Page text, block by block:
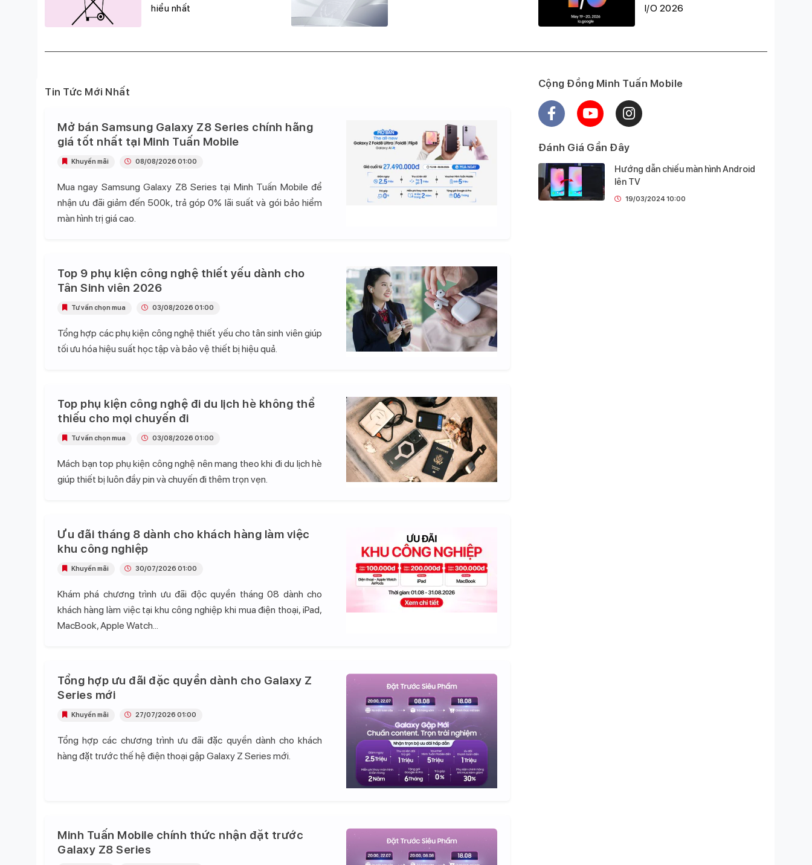
hiểu nhất
I/O 2026
Tin Tức Mới Nhất
Mở bán Samsung Galaxy Z8 Series chính hãng
giá tốt nhất tại Minh Tuấn Mobile
Mua ngay Samsung Galaxy Z8 Series tại Minh Tuấn Mobile để
nhận ưu đãi giảm đến 500k, trả góp 0% lãi suất và gói bảo hiểm
màn hình trị giá cao.
Khuyến mãi 08/08/2026 01:00
Top 9 phụ kiện công nghệ thiết yếu dành cho
Tân Sinh viên 2026
Tổng hợp các phụ kiện công nghệ thiết yếu cho tân sinh viên giúp
tối ưu hóa hiệu suất học tập và bảo vệ thiết bị hiệu quả.
Tư vấn chọn mua 03/08/2026 01:00
Top phụ kiện công nghệ đi du lịch hè không thể
thiếu cho mọi chuyến đi
Mách bạn top phụ kiện công nghệ nên mang theo khi đi du lịch hè
giúp thiết bị luôn đầy pin và chuyến đi thêm trọn vẹn.
Tư vấn chọn mua 03/08/2026 01:00
Ưu đãi tháng 8 dành cho khách hàng làm việc
khu công nghiệp
Khám phá chương trình ưu đãi độc quyền tháng 08 dành cho
khách hàng làm việc tại khu công nghiệp khi mua điện thoại, iPad,
MacBook, Apple Watch...
Khuyến mãi 30/07/2026 01:00
Tổng hợp ưu đãi đặc quyền dành cho Galaxy Z
Series mới
Tổng hợp các chương trình ưu đãi đặc quyền dành cho khách
hàng đặt trước thế hệ điện thoại gập Galaxy Z Series mới.
Khuyến mãi 27/07/2026 01:00
Minh Tuấn Mobile chính thức nhận đặt trước
Galaxy Z8 Series
Cộng Đồng Minh Tuấn Mobile
Đánh Giá Gần Đây
19/03/2024 10:00
Hướng dẫn chiếu màn hình Android
lên TV